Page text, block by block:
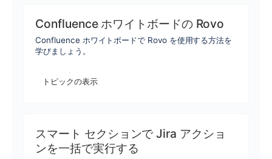
Confluence ホワイトボードの Rovo
Confluence ホワイトボードで Rovo を使用する方法を
学びましょう。
トピックの表示
スマート セクションで Jira アクショ
ンを一括で実行する